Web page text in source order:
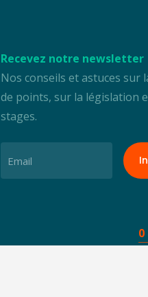
Recevez notre newsletter
Nos conseils et astuces sur
de points, sur la législation
stages.
Email
0